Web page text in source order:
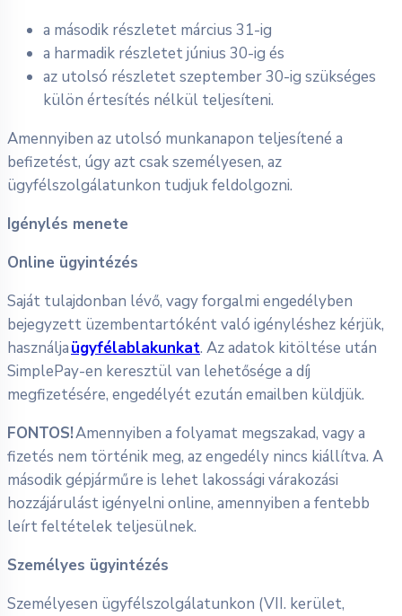
a második részletet március 31-ig
a harmadik részletet június 30-ig és
az utolsó részletet szeptember 30-ig szükséges
külön értesítés nélkül teljesíteni.
Amennyiben az utolsó munkanapon teljesítené a
befizetést, úgy azt csak személyesen, az
ügyfélszolgálatunkon tudjuk feldolgozni.
Igénylés menete
Online ügyintézés
Saját tulajdonban lévő, vagy forgalmi engedélyben
bejegyzett üzembentartóként való igényléshez kérjük,
használjaügyfélablakunkat. Az adatok kitöltése után
SimplePay-en keresztül van lehetősége a díj
megfizetésére, engedélyét ezután emailben küldjük.
FONTOS!Amennyiben a folyamat megszakad, vagy a
fizetés nem történik meg, az engedély nincs kiállítva. A
második gépjárműre is lehet lakossági várakozási
hozzájárulást igényelni online, amennyiben a fentebb
leírt feltételek teljesülnek.
Személyes ügyintézés
Személyesen ügyfélszolgálatunkon (VII. kerület,